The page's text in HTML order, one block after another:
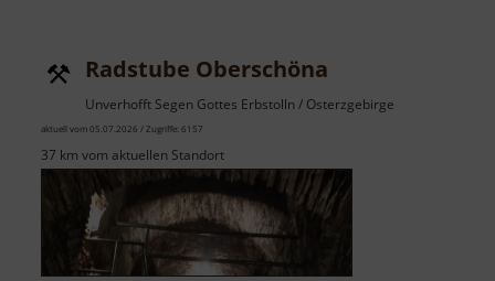
Velde
Museum
Radstube Oberschöna
Unverhofft Segen Gottes Erbstolln / Osterzgebirge
aktuell vom 05.07.2026 / Zugriffe: 6157
37 km vom aktuellen Standort